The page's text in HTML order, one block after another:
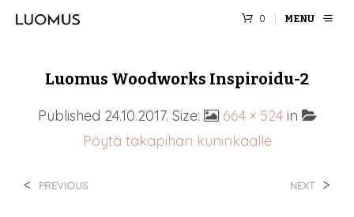
0 MENU
Luomus Woodworks Inspiroidu-2
Published 24.10.2017. Size: 664 × 524in
Pöytä takapihan kuninkaalle
< PREVIOUS NEXT >